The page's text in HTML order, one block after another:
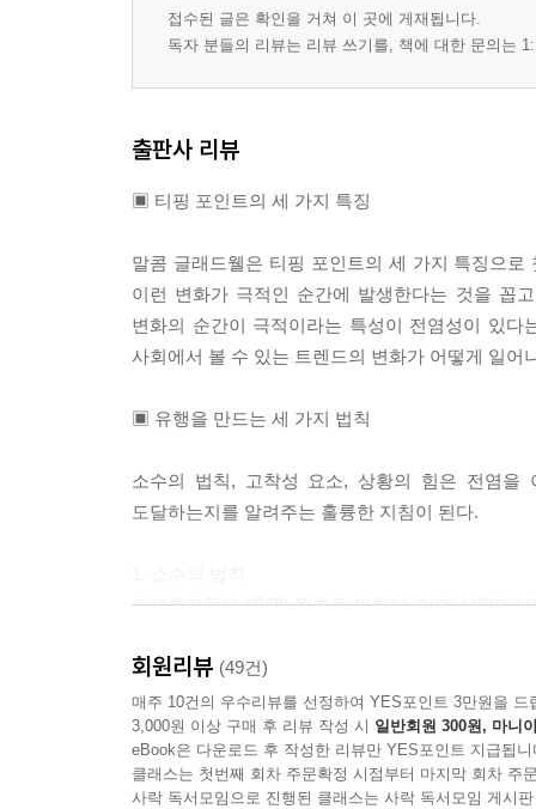
접수된 글은 확인을 거쳐 이 곳에 게재됩니다.
독자 분들의 리뷰는 리뷰 쓰기를, 책에 대한 문의는
출판사 리뷰
▣ 티핑 포인트의 세 가지 특징
말콤 글래드웰은 티핑 포인트의 세 가지 특징으
이런 변화가 극적인 순간에 발생한다는 것을 꼽
변화의 순간이 극적이라는 특성이 전염성이 있
사회에서 볼 수 있는 트렌드의 변화가 어떻게 일어
▣ 유행을 만드는 세 가지 법칙
소수의 법칙, 고착성 요소, 상황의 힘은 전염
도달하는지를 알려주는 훌륭한 지침이 된다.
경제학자들은 80/20 원칙을 말한다. 어떤 상황에
마찬가지로 사회적인 변화는 소수의 몇몇 사람
매장으로 퍼져나가게 된 허시파피 신발의 사례
입소문을 퍼뜨리는 것으로 인해 변화는 시작된다.
2. 고착성 요소
회원리뷰 (49건)
매주 10건의 우수리뷰를 선정하여 YES포인트 3만원을 드
3,000원 이상 구매 후 리뷰 작성 시 일반회원 300원, 마니
eBook은 다운로드 후 작성한 리뷰만 YES포인트 지급됩니
클래스는 첫번째 회차 주문확정 시점부터 마지막 회차 주
사락 독서모임으로 진행된 클래스는 사락 독서모임 게시